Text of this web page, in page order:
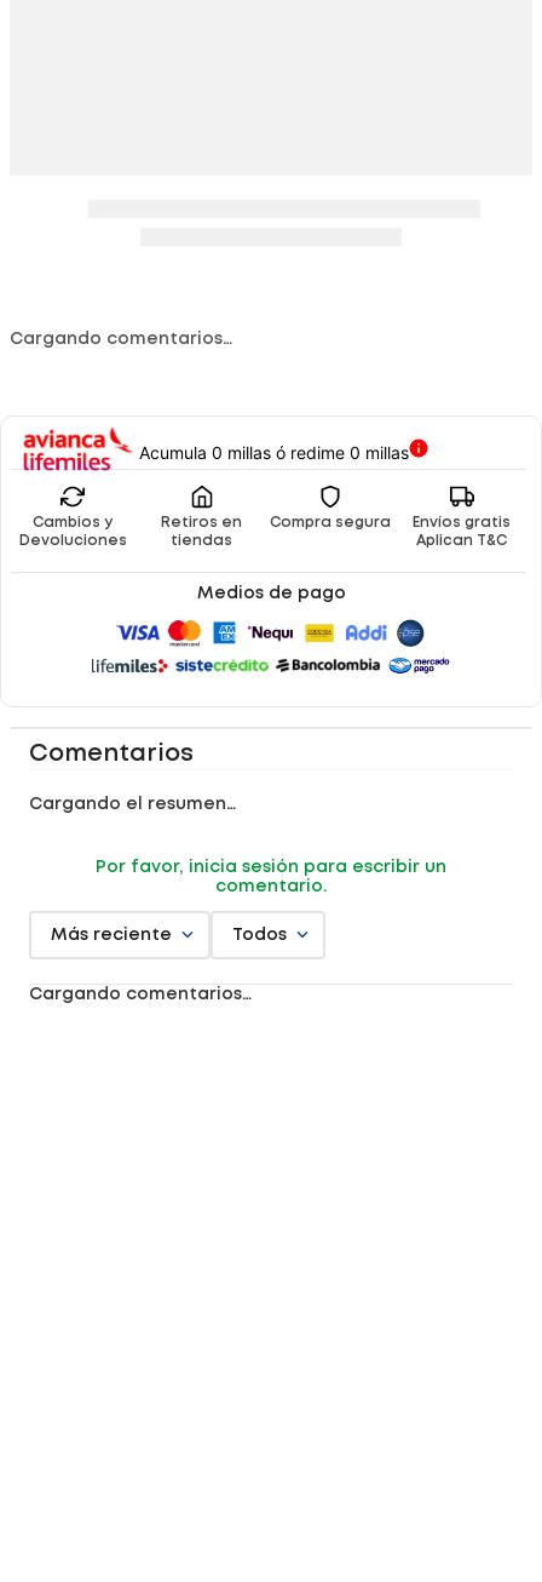
Cargando comentarios…
Acumula 0 millas ó redime 0 millas
Cambios y
Devoluciones
Retiros en
tiendas
Compra segura
Envíos gratis
Aplican T&C
Medios de pago
Comentarios
Cargando el resumen…
Por favor, inicia sesión para escribir un
comentario.
Más reciente Todos
Cargando comentarios…